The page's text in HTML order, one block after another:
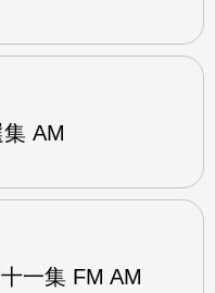
AM
一集 FM AM